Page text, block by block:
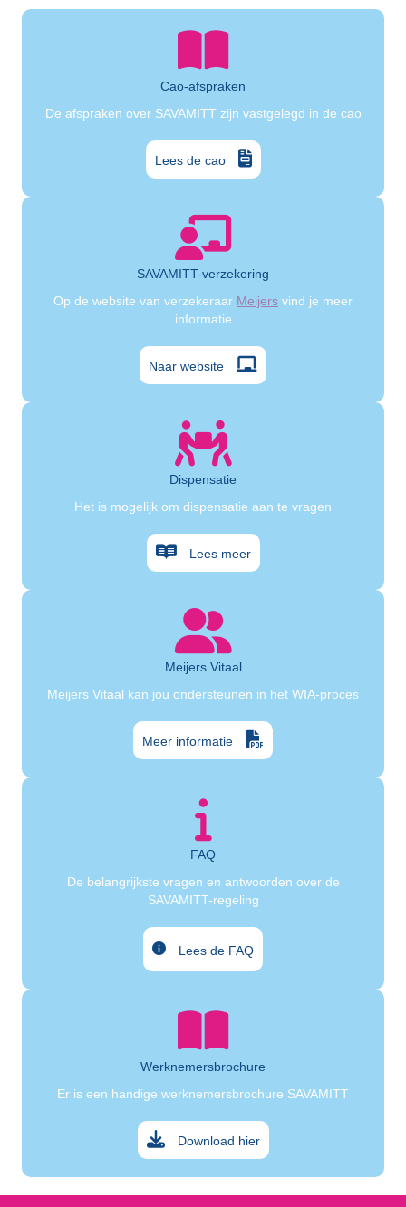
Cao-afspraken
De afspraken over SAVAMITT zijn vastgelegd in de cao
Lees de cao
SAVAMITT-verzekering
Op de website van verzekeraar Meijers vind je meer
informatie
Naar website
Dispensatie
Het is mogelijk om dispensatie aan te vragen
Lees meer
Meijers Vitaal
Meijers Vitaal kan jou ondersteunen in het WIA-proces
Meer informatie
FAQ
De belangrijkste vragen en antwoorden over de
SAVAMITT-regeling
Lees de FAQ
Werknemersbrochure
Er is een handige werknemersbrochure SAVAMITT
Download hier